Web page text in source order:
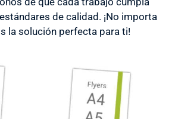
de calidad. ¡No importa
la solución perfecta para ti!